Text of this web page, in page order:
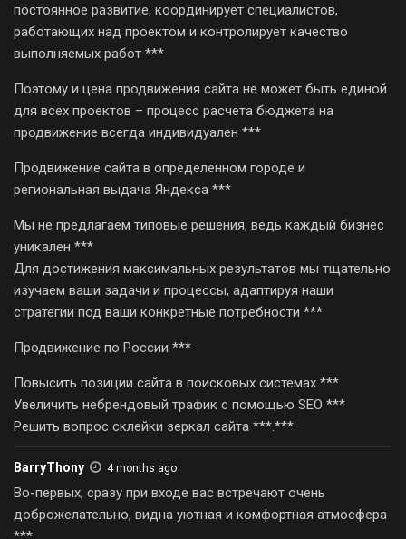
постоянное развитие, координирует специалистов,
работающих над проектом и контролирует качество
выполняемых работ ***
Поэтому и цена продвижения сайта не может быть единой
для всех проектов – процесс расчета бюджета на
продвижение всегда индивидуален ***
Продвижение сайта в определенном городе и
региональная выдача Яндекса ***
Мы не предлагаем типовые решения, ведь каждый бизнес
уникален ***
Для достижения максимальных результатов мы тщательно
изучаем ваши задачи и процессы, адаптируя наши
стратегии под ваши конкретные потребности ***
Продвижение по России ***
Повысить позиции сайта в поисковых системах ***
Увеличить небрендовый трафик с помощью SEO ***
Решить вопрос склейки зеркал сайта ***.***
BarryThony 4 months ago
Во-первых, сразу при входе вас встречают очень
доброжелательно, видна уютная и комфортная атмосфера